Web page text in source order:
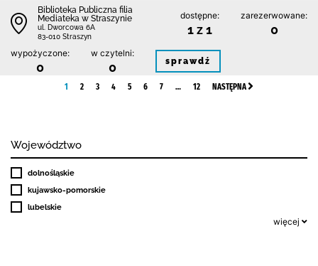
Biblioteka Publiczna filia
Mediateka w Straszynie
ul. Dworcowa 6A
83-010 Straszyn
dostępne:
1 z 1
zarezerwowane:
0
wypożyczone:
0
w czytelni:
0 sprawdź
1 2 3 4 5 6 7 … 12 NASTĘPNA
Województwo
dolnośląskie
kujawsko-pomorskie
lubelskie
więcej